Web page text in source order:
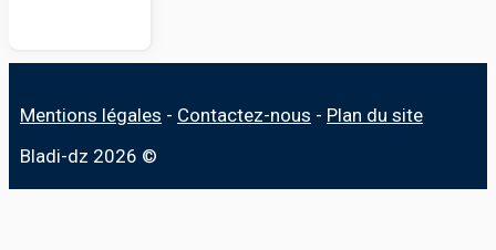
Mentions légales - Contactez-nous - Plan du site
Bladi-dz 2026 ©